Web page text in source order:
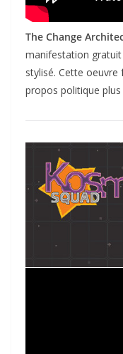
The Change
manifestation gratuit
stylisé. Cette oeuvre
propos politique